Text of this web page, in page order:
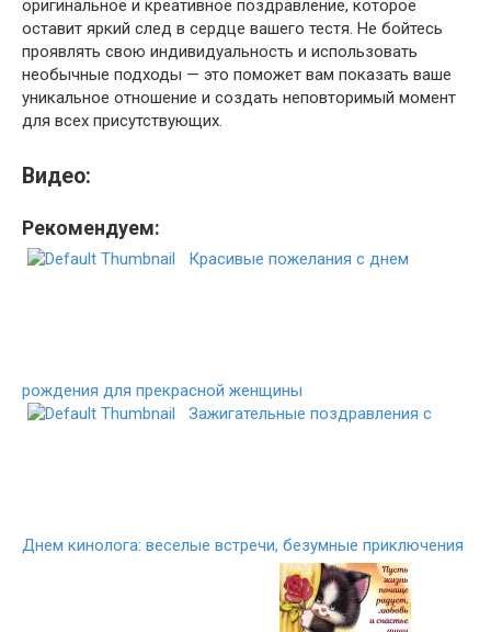
оригинальное и креативное поздравление, которое
оставит яркий след в сердце вашего тестя. Не бойтесь
проявлять свою индивидуальность и использовать
необычные подходы — это поможет вам показать ваше
уникальное отношение и создать неповторимый момент
для всех присутствующих.
Видео:
Рекомендуем:
Красивые пожелания с днем
рождения для прекрасной женщины
Зажигательные поздравления с
Днем кинолога: веселые встречи, безумные приключения